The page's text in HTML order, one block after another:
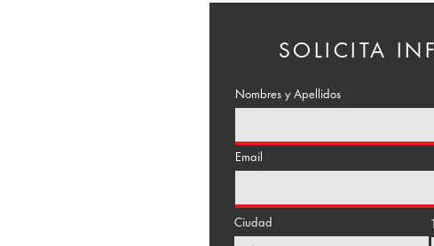
SOLICITA
Nombres y Apellidos
Email
Ciudad